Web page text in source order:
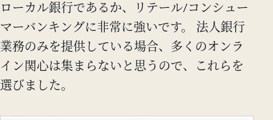
ローカル銀行であるか、リテール/コンシュー
マーバンキングに非常に強いです。 法人銀行
業務のみを提供している場合、多くのオンラ
イン関心は集まらないと思うので、これらを
選びました。